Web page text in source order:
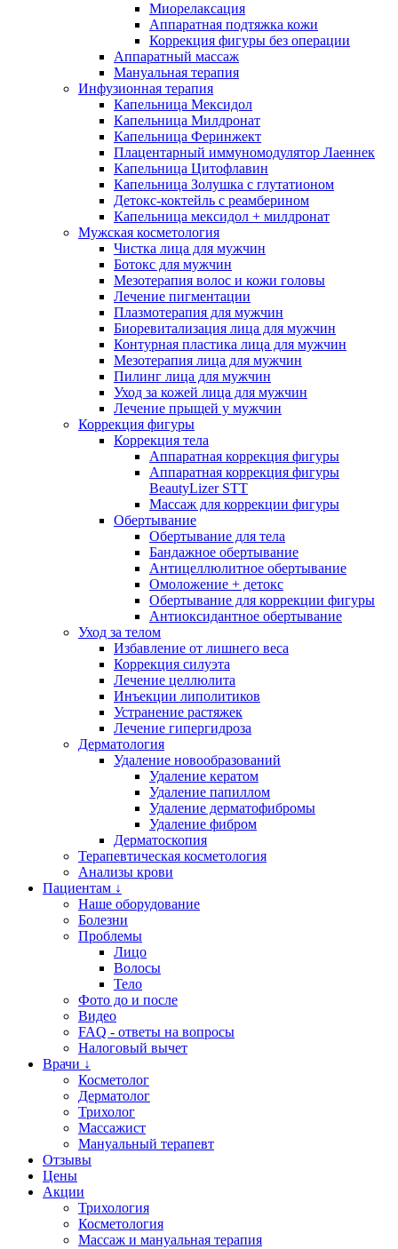
Миорелаксация
Аппаратная подтяжка кожи
Коррекция фигуры без операции
Аппаратный массаж
Мануальная терапия
Инфузионная терапия
Капельница Мексидол
Капельница Милдронат
Капельница Феринжект
Плацентарный иммуномодулятор Лаеннек
Капельница Цитофлавин
Капельница Золушка с глутатионом
Детокс-коктейль с реамберином
Капельница мексидол + милдронат
Мужская косметология
Чистка лица для мужчин
Ботокс для мужчин
Мезотерапия волос и кожи головы
Лечение пигментации
Плазмотерапия для мужчин
Биоревитализация лица для мужчин
Контурная пластика лица для мужчин
Мезотерапия лица для мужчин
Пилинг лица для мужчин
Уход за кожей лица для мужчин
Лечение прыщей у мужчин
Коррекция фигуры
Коррекция тела
Аппаратная коррекция фигуры
Аппаратная коррекция фигуры
BeautyLizer STT
Массаж для коррекции фигуры
Обертывание
Обертывание для тела
Бандажное обертывание
Антицеллюлитное обертывание
Омоложение + детокс
Обертывание для коррекции фигуры
Антиоксидантное обертывание
Уход за телом
Избавление от лишнего веса
Коррекция силуэта
Лечение целлюлита
Инъекции липолитиков
Устранение растяжек
Лечение гипергидроза
Дерматология
Удаление новообразований
Удаление кератом
Удаление папиллом
Удаление дерматофибромы
Удаление фибром
Дерматоскопия
Терапевтическая косметология
Анализы крови
Пациентам ↓
Наше оборудование
Болезни
Проблемы
Лицо
Волосы
Тело
Фото до и после
Видео
FAQ - ответы на вопросы
Налоговый вычет
Врачи ↓
Косметолог
Дерматолог
Трихолог
Массажист
Мануальный терапевт
Отзывы
Цены
Акции
Трихология
Косметология
Массаж и мануальная терапия